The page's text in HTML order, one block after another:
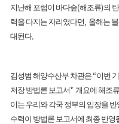
지난해 포럼이 바다숲(해조류)의
력을 다지는 자리였다면 올해는
대된다.
김성범 해양수산부 차관은“이번
저장 방법론 보고서* 개요에 해조
이는 우리와 각국 정부의 입장을
수력이 방법론 보고서에 최종 반영